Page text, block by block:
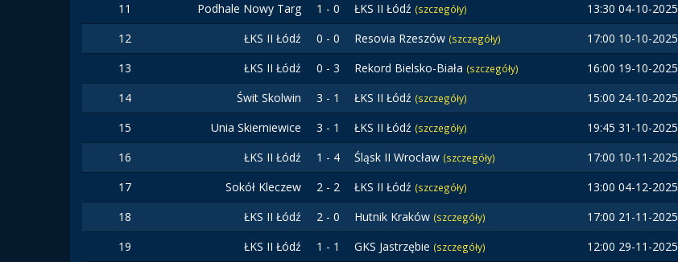
11
Podhale Nowy Targ 1 - 0 ŁKS II Łódź (szczegóły) 13:30 04-10-2025
12
ŁKS II Łódź 0 - 0 Resovia Rzeszów (szczegóły) 17:00 10-10-2025
13 ŁKS II Łódź 0 - 3 Rekord Bielsko-Biała (szczegóły) 16:00 19-10-2025
14
Świt Skolwin 3 - 1 ŁKS II Łódź (szczegóły) 15:00 24-10-2025
15
Unia Skierniewice 3 - 1 ŁKS II Łódź (szczegóły) 19:45 31-10-2025
16 ŁKS II Łódź 1 - 4 Śląsk II Wrocław (szczegóły) 17:00 10-11-2025
17 Sokół Kleczew 2 - 2 ŁKS II Łódź (szczegóły) 13:00 04-12-2025
18
ŁKS II Łódź 2 - 0 Hutnik Kraków (szczegóły) 17:00 21-11-2025
19
ŁKS II Łódź 1 - 1 GKS Jastrzębie (szczegóły) 12:00 29-11-2025